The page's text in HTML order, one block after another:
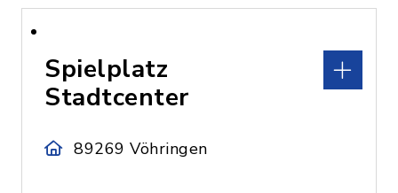
Spielplatz
Stadtcenter
89269 Vöhringen